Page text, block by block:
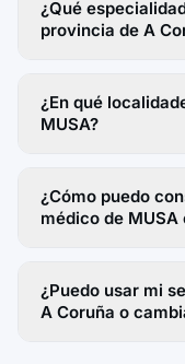
¿Qué
provincia de A
¿En qué
MUSA?
¿Cómo puedo
médico de MUSA
¿Puedo usar mi
A Coruña o